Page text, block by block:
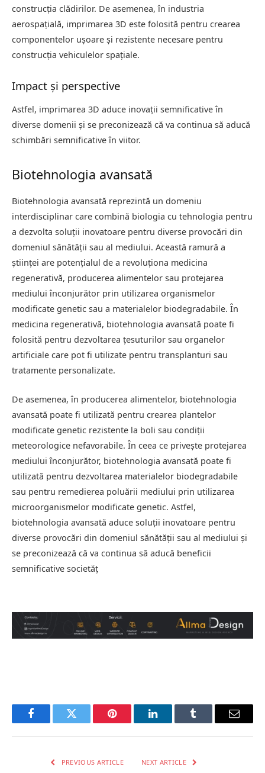
construcția clădirilor. De asemenea, în industria
aerospațială, imprimarea 3D este folosită pentru crearea
componentelor ușoare și rezistente necesare pentru
construcția vehiculelor spațiale.
Impact și perspective
Astfel, imprimarea 3D aduce inovații semnificative în
diverse domenii și se preconizează că va continua să aducă
schimbări semnificative în viitor.
Biotehnologia avansată
Biotehnologia avansată reprezintă un domeniu
interdisciplinar care combină biologia cu tehnologia pentru
a dezvolta soluții inovatoare pentru diverse provocări din
domeniul sănătății sau al mediului. Această ramură a
științei are potențialul de a revoluționa medicina
regenerativă, producerea alimentelor sau protejarea
mediului înconjurător prin utilizarea organismelor
modificate genetic sau a materialelor biodegradabile. În
medicina regenerativă, biotehnologia avansată poate fi
folosită pentru dezvoltarea țesuturilor sau organelor
artificiale care pot fi utilizate pentru transplanturi sau
tratamente personalizate.
De asemenea, în producerea alimentelor, biotehnologia
avansată poate fi utilizată pentru crearea plantelor
modificate genetic rezistente la boli sau condiții
meteorologice nefavorabile. În ceea ce privește protejarea
mediului înconjurător, biotehnologia avansată poate fi
utilizată pentru dezvoltarea materialelor biodegradabile
sau pentru remedierea poluării mediului prin utilizarea
microorganismelor modificate genetic. Astfel,
biotehnologia avansată aduce soluții inovatoare pentru
diverse provocări din domeniul sănătății sau al mediului și
se preconizează că va continua să aducă beneficii
semnificative societăț
FacebookTwitter Pinterest LinkedInTumblr Email
PREVIOUS ARTICLE NEXT ARTICLE